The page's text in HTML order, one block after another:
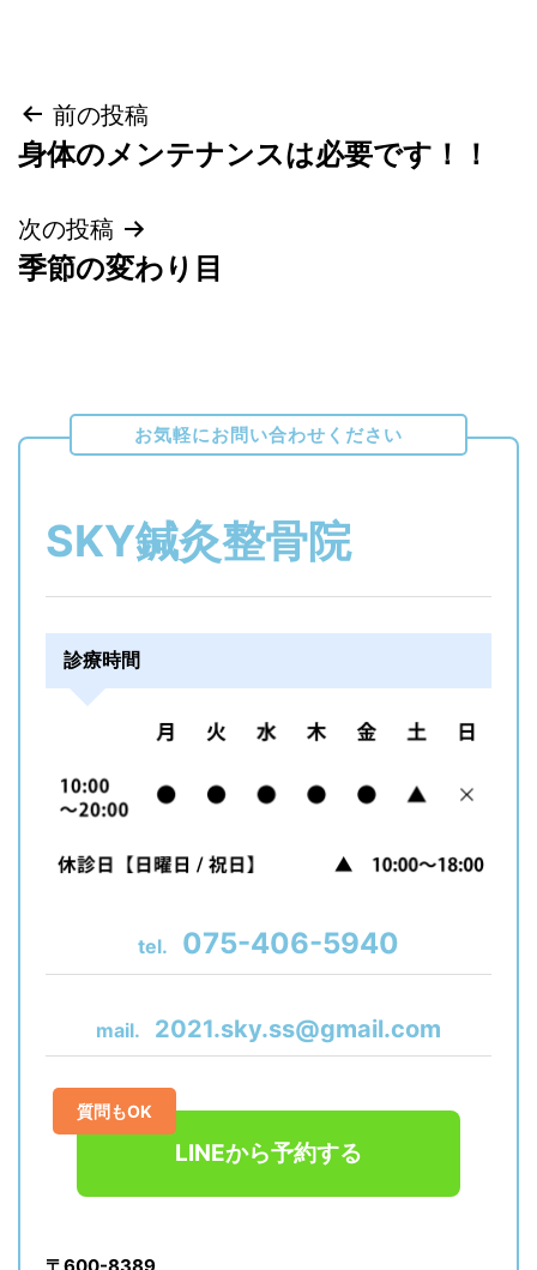
投
稿
ナ
ビ
シ
ン
前の投稿
身体のメンテナンスは必要です！！
次の投稿
季節の変わり目
お気軽にお問い合わせください
SKY鍼灸整骨院
診療時間
tel. 075-406-5940
mail. 2021.sky.ss@gmail.com
質問もOK
LINEから予約する